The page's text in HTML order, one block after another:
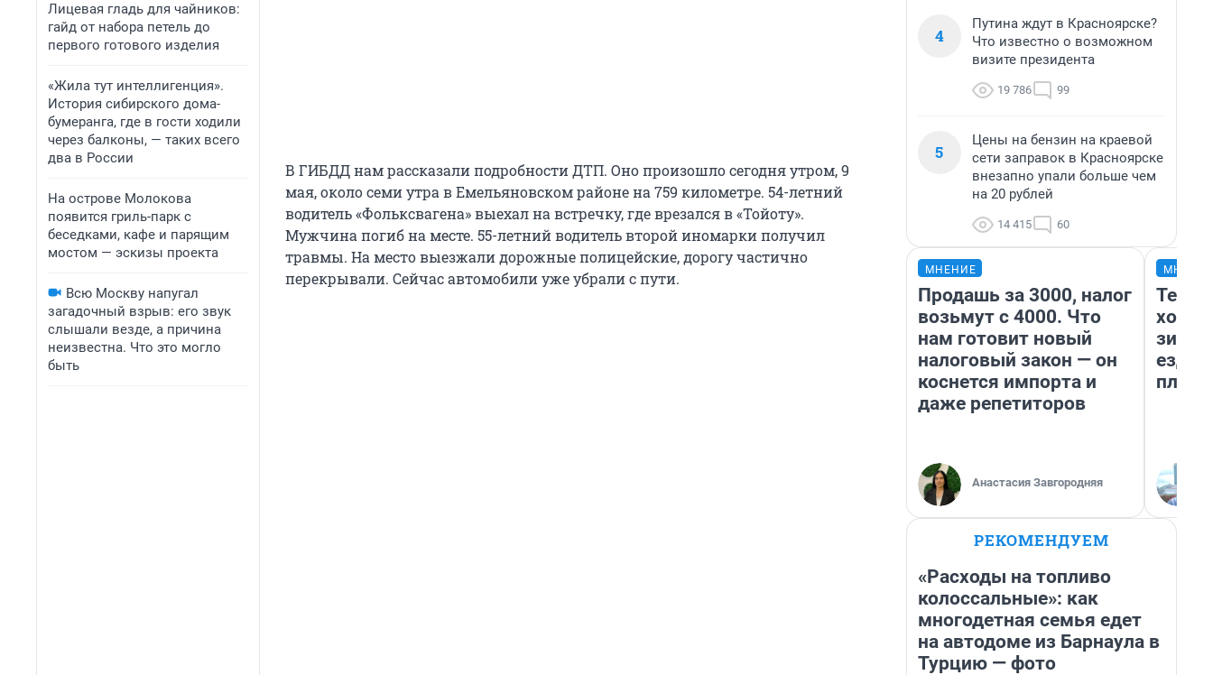
Лицевая гладь для чайников:
гайд от набора петель до
первого готового изделия
«Жила тут интеллигенция».
История сибирского дома-
бумеранга, где в гости ходили
через балконы, — таких всего
два в России
На острове Молокова
появится гриль-парк с
беседками, кафе и парящим
мостом — эскизы проекта
Всю Москву напугал
загадочный взрыв: его звук
слышали везде, а причина
неизвестна. Что это могло
быть
В ГИБДД нам рассказали подробности ДТП. Оно произошло сегодня утром, 9
мая, около семи утра в Емельяновском районе на 759 километре. 54-летний
водитель «Фольксвагена» выехал на встречку, где врезался в «Тойоту».
Мужчина погиб на месте. 55-летний водитель второй иномарки получил
травмы. На место выезжали дорожные полицейские, дорогу частично
перекрывали. Сейчас автомобили уже убрали с пути.
4
Путина ждут в Красноярске?
Что известно о возможном
визите президента
19 786 99
5
Цены на бензин на краевой
сети заправок в Красноярске
внезапно упали больше чем
на 20 рублей
14 415 60
МНЕНИЕ
Продашь за 3000, налог
возьмут с 4000. Что
нам готовит новый
налоговый закон — он
коснется импорта и
даже репетиторов
Анастасия Завгородняя
ездит
РЕКОМЕНДУЕМ
«Расходы на топливо
колоссальные»: как
многодетная семья едет
на автодоме из Барнаула в
Турцию — фото